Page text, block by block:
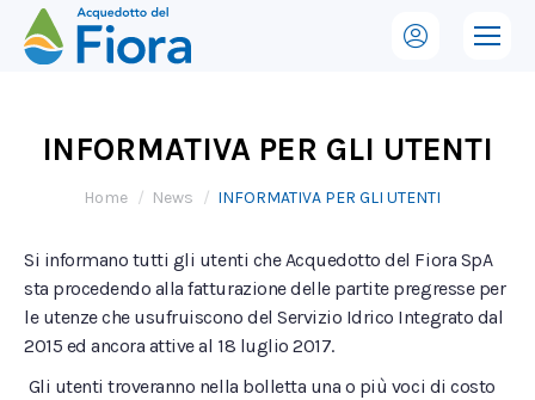
INFORMATIVA PER GLI UTENTI
Tu sei qui:
Home News INFORMATIVA PER GLI UTENTI
Si informano tutti gli utenti che Acquedotto del Fiora SpA
sta procedendo alla fatturazione delle partite pregresse per
le utenze che usufruiscono del Servizio Idrico Integrato dal
2015 ed ancora attive al 18 luglio 2017.
Gli utenti troveranno nella bolletta una o più voci di costo